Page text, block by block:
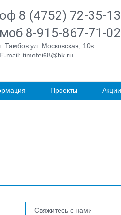
оф 8 (4752) 72-35-13
моб 8-915-867-71-02
г. Тамбов ул. Московская, 10в
E-mail: timofei68@bk.ru
Проекты Акции
Свяжитесь с нами